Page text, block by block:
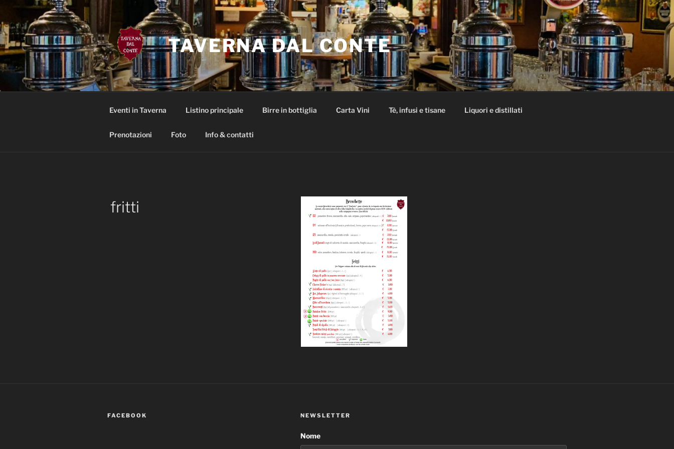
contenuto
TAVERNA DAL CONTE
Eventi in Taverna Listino principale Birre in bottiglia Carta Vini Tè, infusi e tisane Liquori e distillati
Prenotazioni Foto Info & contatti
fritti
FACEBOOK NEWSLETTER
Nome